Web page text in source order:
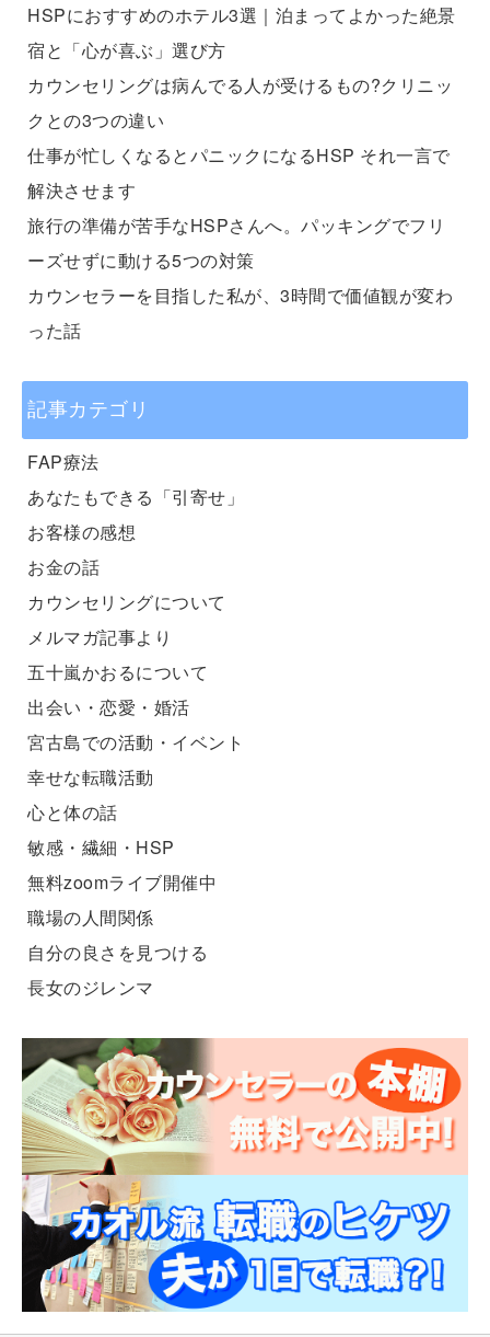
HSPにおすすめのホテル3選｜泊まってよかった絶景
宿と「心が喜ぶ」選び方
カウンセリングは病んでる人が受けるもの?クリニッ
クとの3つの違い
仕事が忙しくなるとパニックになるHSP それ一言で
解決させます
旅行の準備が苦手なHSPさんへ。パッキングでフリ
ーズせずに動ける5つの対策
カウンセラーを目指した私が、3時間で価値観が変わ
った話
記事カテゴリ
FAP療法
あなたもできる「引寄せ」
お客様の感想
お金の話
カウンセリングについて
メルマガ記事より
五十嵐かおるについて
出会い・恋愛・婚活
宮古島での活動・イベント
幸せな転職活動
心と体の話
敏感・繊細・HSP
無料zoomライブ開催中
職場の人間関係
自分の良さを見つける
長女のジレンマ